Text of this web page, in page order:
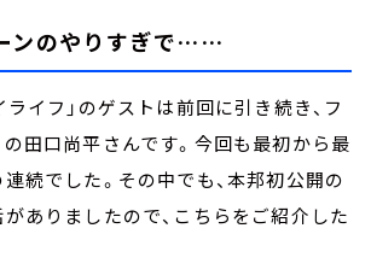
ンのやりすぎで……
ライフ」のゲストは前回に引き続き、フ
田口尚平さんです。今回も最初から最
続でした。その中でも、本邦初公開の
ありましたので、こちらをご紹介した